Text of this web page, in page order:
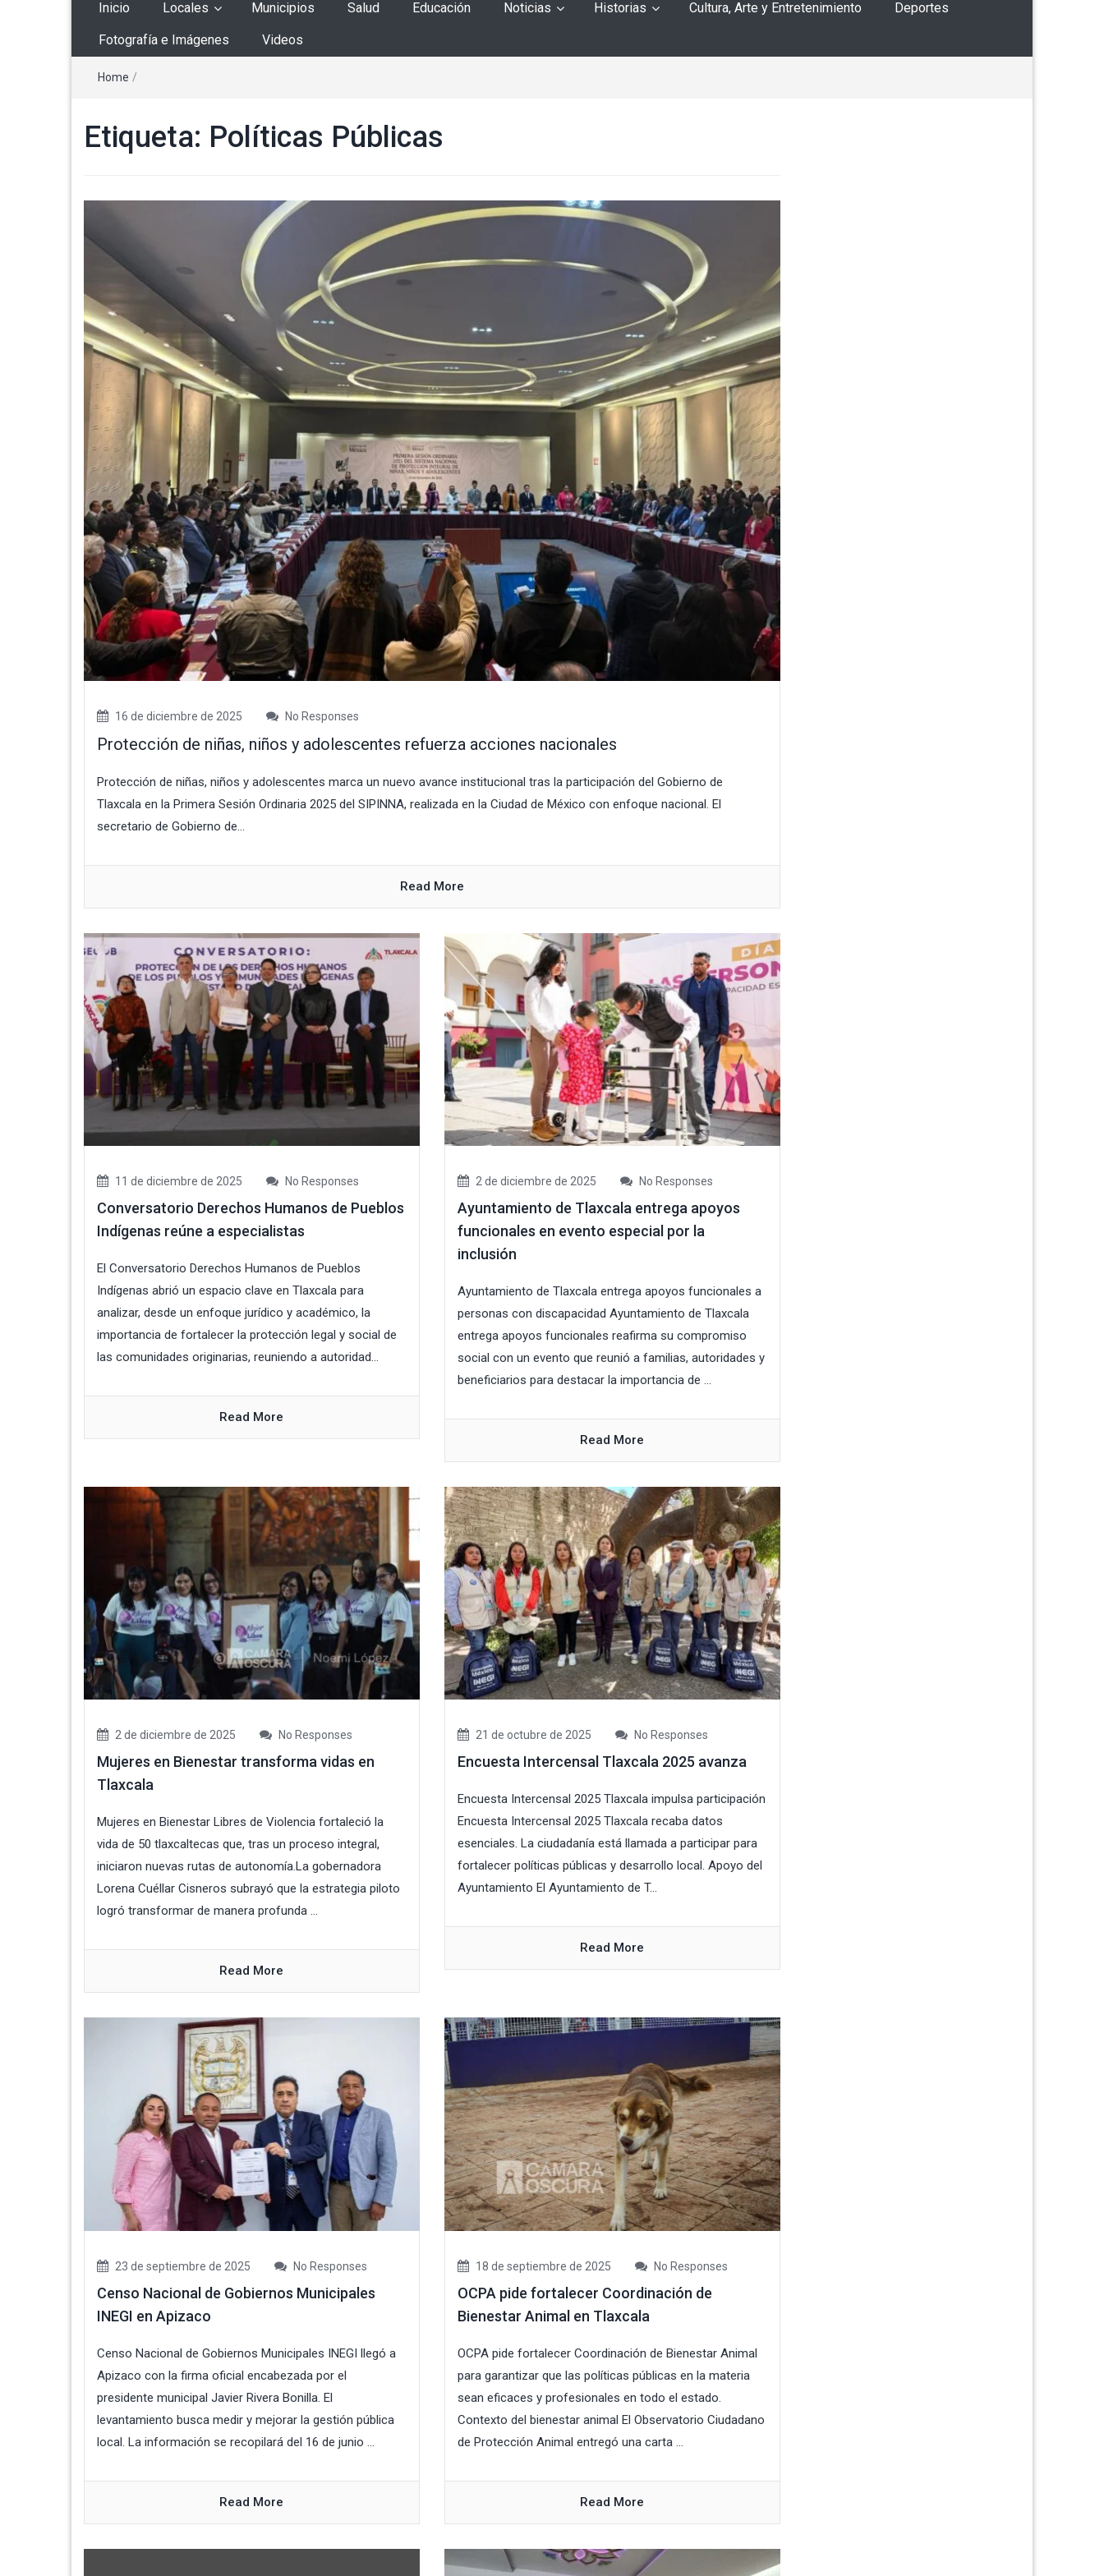
Inicio Locales Municipios Salud Educación Noticias Historias Cultura, Arte y Entretenimiento Deportes
Fotografía e Imágenes Videos
Home /
Etiqueta: Políticas Públicas
16 de diciembre de 2025 No Responses
Protección de niñas, niños y adolescentes refuerza acciones nacionales
Protección de niñas, niños y adolescentes marca un nuevo avance institucional tras la participación del Gobierno de
Tlaxcala en la Primera Sesión Ordinaria 2025 del SIPINNA, realizada en la Ciudad de México con enfoque nacional. El
secretario de Gobierno de...
Read More
11 de diciembre de 2025 No Responses
Conversatorio Derechos Humanos de Pueblos
Indígenas reúne a especialistas
El Conversatorio Derechos Humanos de Pueblos
Indígenas abrió un espacio clave en Tlaxcala para
analizar, desde un enfoque jurídico y académico, la
importancia de fortalecer la protección legal y social de
las comunidades originarias, reuniendo a autoridad...
Read More
2 de diciembre de 2025 No Responses
Ayuntamiento de Tlaxcala entrega apoyos
funcionales en evento especial por la
inclusión
Ayuntamiento de Tlaxcala entrega apoyos funcionales a
personas con discapacidad Ayuntamiento de Tlaxcala
entrega apoyos funcionales reafirma su compromiso
social con un evento que reunió a familias, autoridades y
beneficiarios para destacar la importancia de ...
Read More
2 de diciembre de 2025 No Responses
Mujeres en Bienestar transforma vidas en
Tlaxcala
Mujeres en Bienestar Libres de Violencia fortaleció la
vida de 50 tlaxcaltecas que, tras un proceso integral,
iniciaron nuevas rutas de autonomía.La gobernadora
Lorena Cuéllar Cisneros subrayó que la estrategia piloto
logró transformar de manera profunda ...
Read More
21 de octubre de 2025 No Responses
Encuesta Intercensal Tlaxcala 2025 avanza
Encuesta Intercensal 2025 Tlaxcala impulsa participación
Encuesta Intercensal 2025 Tlaxcala recaba datos
esenciales. La ciudadanía está llamada a participar para
fortalecer políticas públicas y desarrollo local. Apoyo del
Ayuntamiento El Ayuntamiento de T...
Read More
23 de septiembre de 2025 No Responses
Censo Nacional de Gobiernos Municipales
INEGI en Apizaco
Censo Nacional de Gobiernos Municipales INEGI llegó a
Apizaco con la firma oficial encabezada por el
presidente municipal Javier Rivera Bonilla. El
levantamiento busca medir y mejorar la gestión pública
local. La información se recopilará del 16 de junio ...
Read More
18 de septiembre de 2025 No Responses
OCPA pide fortalecer Coordinación de
Bienestar Animal en Tlaxcala
OCPA pide fortalecer Coordinación de Bienestar Animal
para garantizar que las políticas públicas en la materia
sean eficaces y profesionales en todo el estado.
Contexto del bienestar animal El Observatorio Ciudadano
de Protección Animal entregó una carta ...
Read More